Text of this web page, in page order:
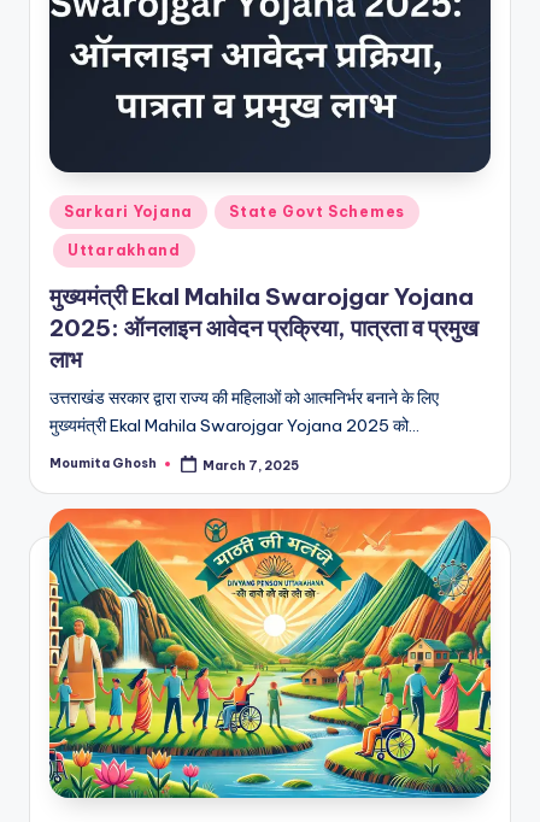
Posted
in
Sarkari Yojana State Govt Schemes
Uttarakhand
मुख्यमंत्री Ekal Mahila Swarojgar Yojana
2025: ऑनलाइन आवेदन प्रक्रिया, पात्रता व प्रमुख
लाभ
उत्तराखंड सरकार द्वारा राज्य की महिलाओं को आत्मनिर्भर बनाने के लिए
मुख्यमंत्री Ekal Mahila Swarojgar Yojana 2025 को…
Posted
Moumita Ghosh March 7, 2025